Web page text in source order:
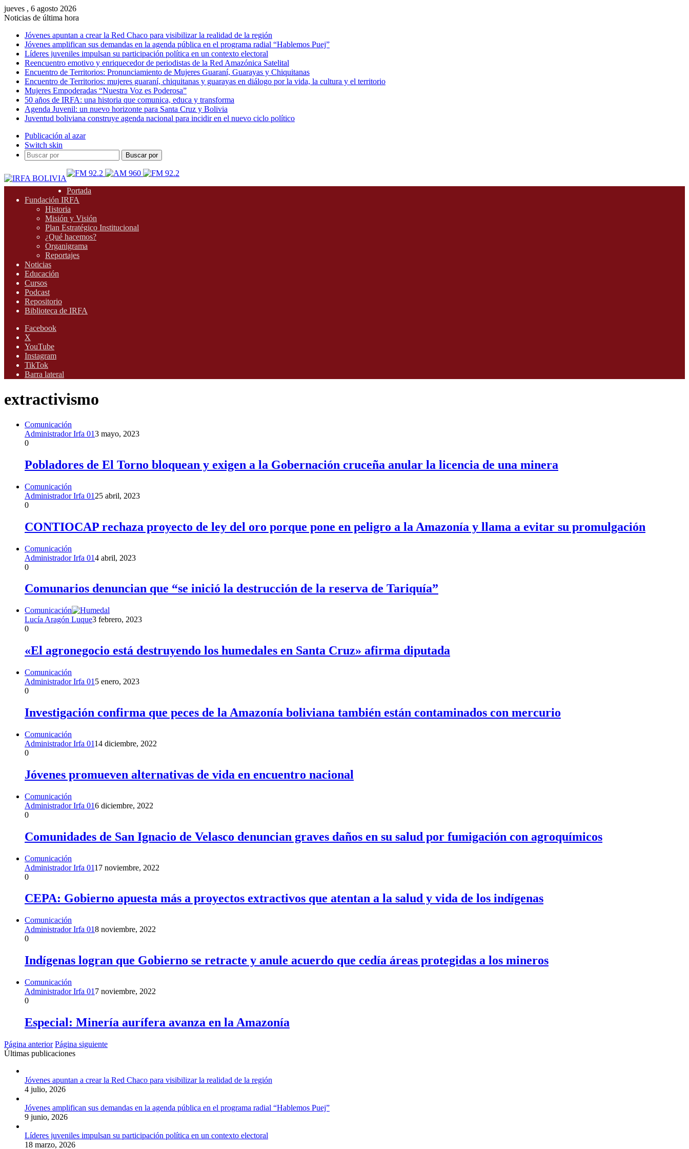
jueves , 6 agosto 2026
Noticias de última hora
Jóvenes apuntan a crear la Red Chaco para visibilizar la realidad de la región
Jóvenes amplifican sus demandas en la agenda pública en el programa radial “Hablemos Puej”
Líderes juveniles impulsan su participación política en un contexto electoral
Reencuentro emotivo y enriquecedor de periodistas de la Red Amazónica Satelital
Encuentro de Territorios: Pronunciamiento de Mujeres Guaraní, Guarayas y Chiquitanas
Encuentro de Territorios: mujeres guaraní, chiquitanas y guarayas en diálogo por la vida, la cultura y el territorio
Mujeres Empoderadas “Nuestra Voz es Poderosa”
50 años de IRFA: una historia que comunica, educa y transforma
Agenda Juvenil: un nuevo horizonte para Santa Cruz y Bolivia
Juventud boliviana construye agenda nacional para incidir en el nuevo ciclo político
Publicación al azar
Switch skin
Buscar por
Portada
Fundación IRFA
Historia
Misión y Visión
Plan Estratégico Institucional
¿Qué hacemos?
Organigrama
Reportajes
Noticias
Educación
Cursos
Podcast
Repositorio
Biblioteca de IRFA
Facebook
X
YouTube
Instagram
TikTok
Barra lateral
extractivismo
Comunicación
Administrador Irfa 013 mayo, 2023
0
Pobladores de El Torno bloquean y exigen a la Gobernación cruceña anular la licencia de una minera
Comunicación
Administrador Irfa 01 25 abril, 2023
0
CONTIOCAP rechaza proyecto de ley del oro porque pone en peligro a la Amazonía y llama a evitar su promulgación
Comunicación
Administrador Irfa 014 abril, 2023
0
Comunarios denuncian que “se inició la destrucción de la reserva de Tariquía”
Comunicación
Lucía Aragón Luque3 febrero, 2023
0
«El agronegocio está destruyendo los humedales en Santa Cruz» afirma diputada
Comunicación
Administrador Irfa 01 5 enero, 2023
0
Investigación confirma que peces de la Amazonía boliviana también están contaminados con mercurio
Comunicación
Administrador Irfa 0114 diciembre, 2022
0
Jóvenes promueven alternativas de vida en encuentro nacional
Comunicación
Administrador Irfa 016 diciembre, 2022
0
Comunidades de San Ignacio de Velasco denuncian graves daños en su salud por fumigación con agroquímicos
Comunicación
Administrador Irfa 0117 noviembre, 2022
0
CEPA: Gobierno apuesta más a proyectos extractivos que atentan a la salud y vida de los indígenas
Comunicación
Administrador Irfa 018 noviembre, 2022
0
Indígenas logran que Gobierno se retracte y anule acuerdo que cedía áreas protegidas a los mineros
Comunicación
Administrador Irfa 01 7 noviembre, 2022
0
Especial: Minería aurífera avanza en la Amazonía
Página anterior Página siguiente
Últimas publicaciones
Jóvenes apuntan a crear la Red Chaco para visibilizar la realidad de la región
4 julio, 2026
Jóvenes amplifican sus demandas en la agenda pública en el programa radial “Hablemos Puej”
9 junio, 2026
Líderes juveniles impulsan su participación política en un contexto electoral
18 marzo, 2026